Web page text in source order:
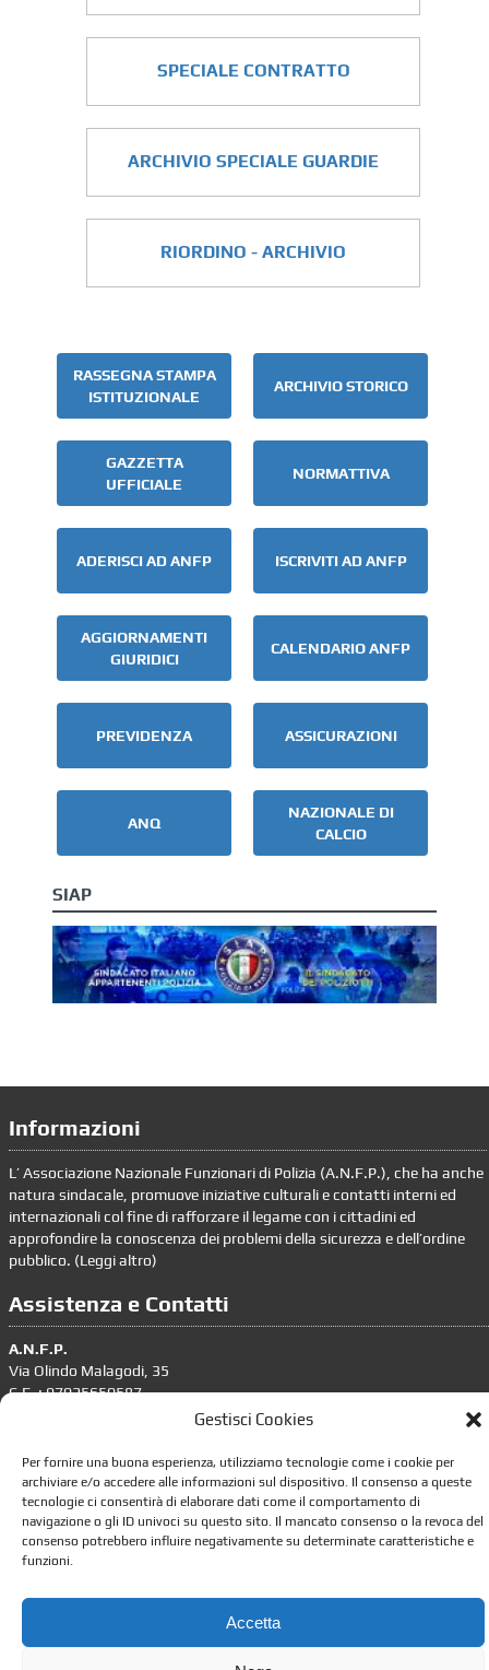
Gestisci Cookies
Per fornire una buona esperienza, utilizziamo tecnologie come i cookie per
archiviare e/o accedere alle informazioni sul dispositivo. Il consenso a queste
tecnologie ci consentirà di elaborare dati come il comportamento di
navigazione o gli ID univoci su questo sito. Il mancato consenso o la revoca del
consenso potrebbero influire negativamente su determinate caratteristiche e
funzioni.
Accetta
SPECIALE CONTRATTO
ARCHIVIO SPECIALE GUARDIE
RIORDINO - ARCHIVIO
RASSEGNA STAMPA
ISTITUZIONALE
ARCHIVIO STORICO
GAZZETTA
UFFICIALE
NORMATTIVA
ADERISCI AD ANFP ISCRIVITI AD ANFP
AGGIORNAMENTI
GIURIDICI
CALENDARIO ANFP
PREVIDENZA ASSICURAZIONI
ANQ
NAZIONALE DI
CALCIO
SIAP
Informazioni
L’ Associazione Nazionale Funzionari di Polizia (A.N.F.P.), che ha anche
natura sindacale, promuove iniziative culturali e contatti interni ed
internazionali col fine di rafforzare il legame con i cittadini ed
approfondire la conoscenza dei problemi della sicurezza e dell’ordine
pubblico. (Leggi altro)
Assistenza e Contatti
A.N.F.P.
Via Olindo Malagodi, 35
C.F. : 97025650587
segreteria.nazionale@anfp.it
Responsabile trattamento dati personali: dpo@anfp.it
Informazioni
•Leggi lo Statuto